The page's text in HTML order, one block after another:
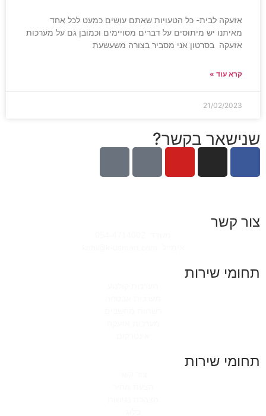
אזעקה לבית- כל הטעויות שאתם עושים כמעט לכל אחד
מאיתנו יש מיתוסים על דברים מסויימים וכמובן גם על מערכות
אזעקה בסרטון אני מסביר בצורה משעשעת
קרא עוד »
21/02/2023
שנישאר בקשר?
צור קשר
תחומי שירות
תחומי שירות